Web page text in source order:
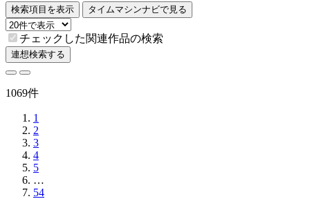
検索項目を表示 タイムマシンナビで見る
チェックした関連作品の検索
連想検索する
1069件
1
2
3
4
5
…
54